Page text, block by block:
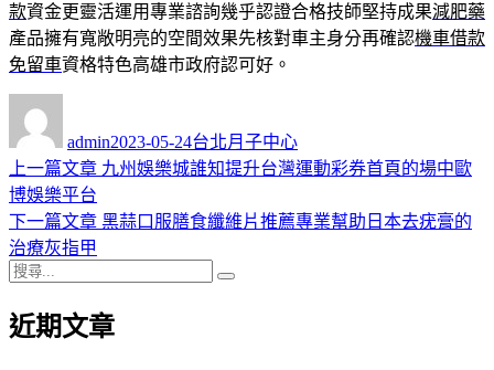
款資金更靈活運用專業諮詢幾乎認證合格技師堅持成果減肥藥
產品擁有寬敞明亮的空間效果先核對車主身分再確認機車借款
免留車資格特色高雄市政府認可好。
admin佈
日
2023-05-24類
台北月子中心
文
章
導
覽
上一篇文章 上
篇
九州娛樂城誰知提升台灣運動彩券首頁的場中歐
博娛樂平台
下一篇文章 下
章:
黑蒜口服膳食纖維片推薦專業幫助日本去疣膏的
治療灰指甲
搜
關
近期文章